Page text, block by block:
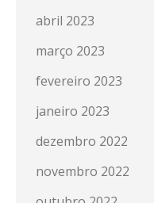
abril 2023
março 2023
fevereiro 2023
janeiro 2023
dezembro 2022
novembro 2022